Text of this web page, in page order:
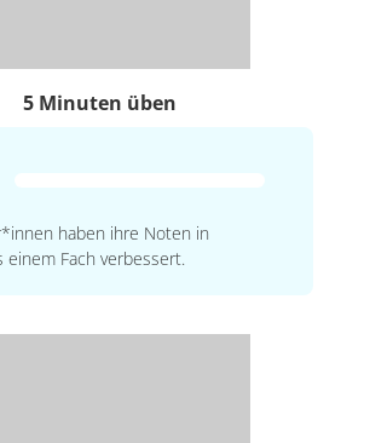
5 Minuten üben
haben ihre Noten in
einem Fach verbessert.